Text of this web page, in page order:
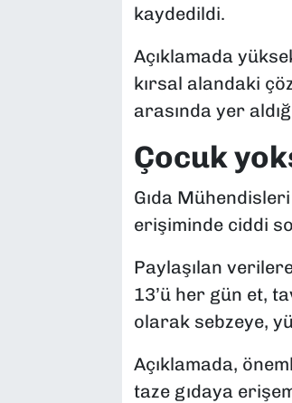
kaydedildi.
Açıklamada
kırsal alandaki
arasında yer
Çocuk
Gıda
erişiminde ciddi
Paylaşılan
13’ü her gün et,
olarak sebzeye,
Açıklamada,
taze gıdaya